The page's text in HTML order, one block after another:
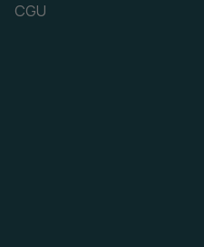
CGU